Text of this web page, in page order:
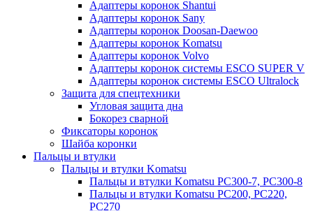
Адаптеры коронок Shantui
Адаптеры коронок Sany
Адаптеры коронок Doosan-Daewoo
Адаптеры коронок Komatsu
Адаптеры коронок Volvo
Адаптеры коронок системы ESCO SUPER V
Адаптеры коронок системы ESCO Ultralock
Защита для спецтехники
Угловая защита дна
Бокорез сварной
Фиксаторы коронок
Шайба коронки
Пальцы и втулки
Пальцы и втулки Komatsu
Пальцы и втулки Komatsu PC300-7, PC300-8
Пальцы и втулки Komatsu PC200, PC220,
PC270